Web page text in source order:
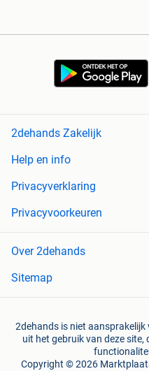
2dehands Zakelijk
Help en info
Privacyverklaring
Privacyvoorkeuren
Over 2dehands
Sitemap
2dehands is niet
uit het gebruik van deze
Copyright © 2026